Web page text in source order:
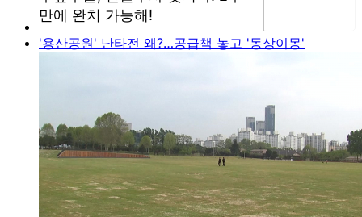
'용산공원' 난타전 왜?…공급책 놓고 '동상이몽'